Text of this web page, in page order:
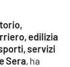
edilizia
servizi
Sera, ha